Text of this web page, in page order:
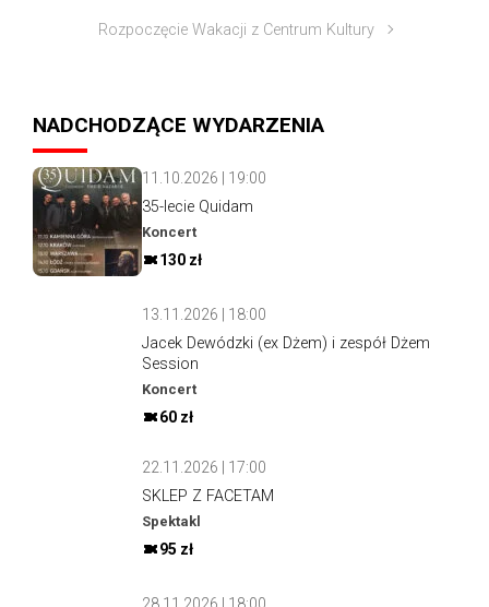
Rozpoczęcie Wakacji z Centrum Kultury
NADCHODZĄCE WYDARZENIA
11.10.2026 | 19:00
35-lecie Quidam
Koncert
130 zł
13.11.2026 | 18:00
Jacek Dewódzki (ex Dżem) i zespół Dżem
Session
Koncert
60 zł
22.11.2026 | 17:00
SKLEP Z FACETAM
Spektakl
95 zł